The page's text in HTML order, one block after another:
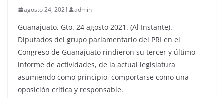
agosto 24, 2021 admin
Guanajuato, Gto. 24 agosto 2021. (Al Instante).-
Diputados del grupo parlamentario del PRI en el
Congreso de Guanajuato rindieron su tercer y último
informe de actividades, de la actual legislatura
asumiendo como principio, comportarse como una
oposición crítica y responsable.